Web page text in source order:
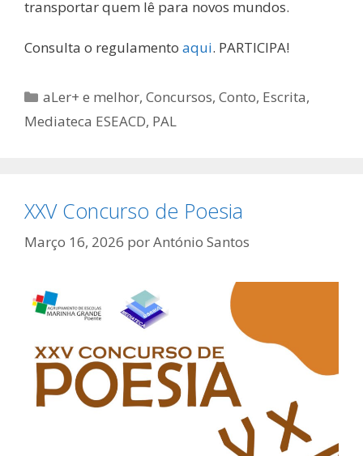
transportar quem lê para novos mundos.
Consulta o regulamento aqui. PARTICIPA!
Categorias
aLer+ e melhor,Concursos,Conto, Escrita,
Mediateca ESEACD, PAL
XXV Concurso de Poesia
Março 16, 2026 porAntónio Santos